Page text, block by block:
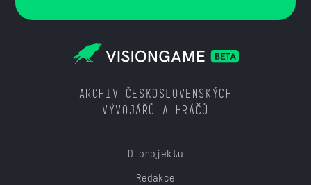
ARCHIV ČESKOSLOVENSKÝCH
VÝVOJÁŘŮ A HRÁČŮ
O projektu
Redakce